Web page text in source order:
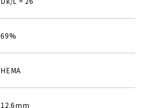
69%
HEMA
12.6mm